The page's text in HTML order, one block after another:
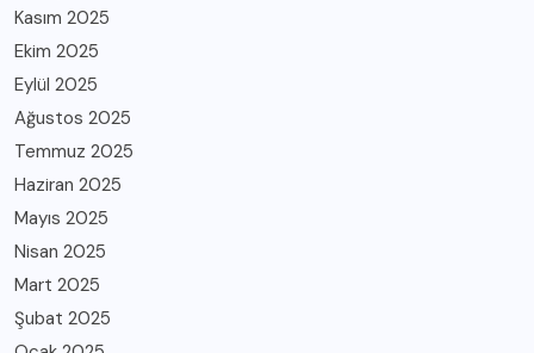
Kasım 2025
Ekim 2025
Eylül 2025
Ağustos 2025
Temmuz 2025
Haziran 2025
Mayıs 2025
Nisan 2025
Mart 2025
Şubat 2025